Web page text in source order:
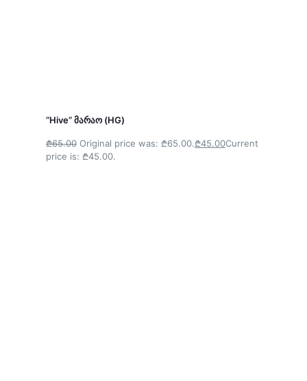
“Hive” მარაო (HG)
₾65.00Original price was: ₾65.00.₾45.00Current
price is: ₾45.00.